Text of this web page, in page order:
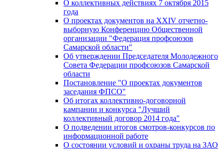
О коллективных действиях 7 октября 2015
года
О проектах документов на XXIV отчетно-
выборную Конференцию Общественной
организации "Федерация профсоюзов
Самарской области"
Об утверждении Председателя Молодежного
Совета Федерации профсоюзов Самарской
области
Постановление "О проектах документов
заседания ФПСО"
Об итогах коллективно-договорной
кампании и конкурса "Лучший
коллективный договор 2014 года"
О подведении итогов смотров-конкурсов по
информационной работе
О состоянии условий и охраны труда на ЗАО